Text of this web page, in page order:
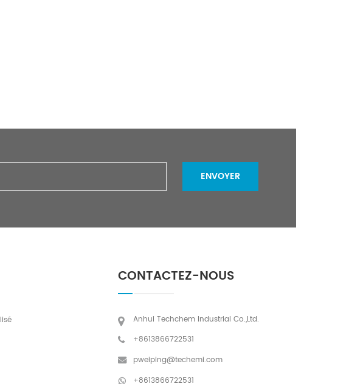
ENVOYER
CONTACTEZ-NOUS
Anhui Techchem Industrial Co.,Ltd.
+8613866722531
pweiping@techemi.com
+8613866722531